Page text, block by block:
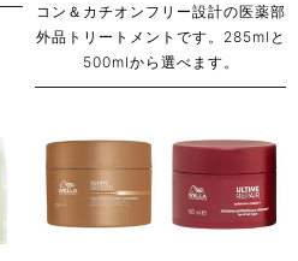
コン＆カチオンフリー設計の医薬部
外品トリートメントです。285mlと
500mlから選べます。